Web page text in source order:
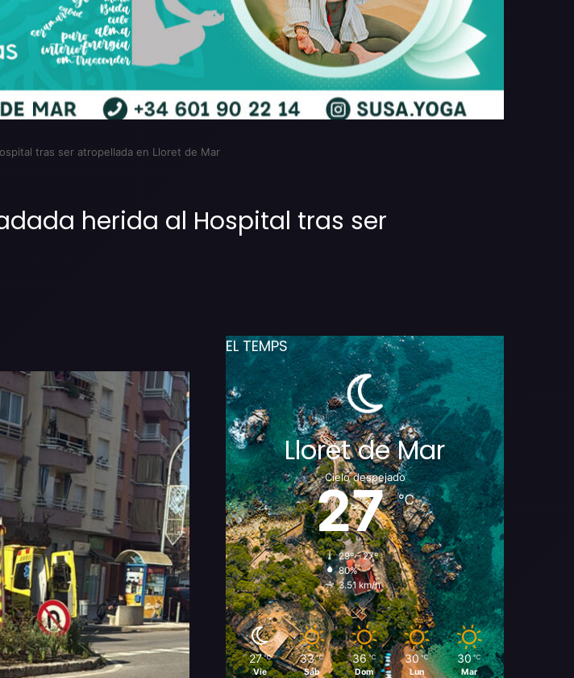
tras ser atropellada en Lloret de Mar
herida al Hospital tras ser
EL TEMPS
Lloret de Mar
Cielo despejado
27℃
29º - 27º
80%
3.51 km/h
27 ℃
Vie
33 ℃
Sáb
36 ℃
Dom
30 ℃
Lun
30 ℃
Mar